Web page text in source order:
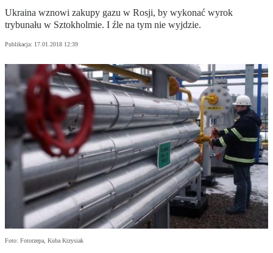
Ukraina wznowi zakupy gazu w Rosji, by wykonać wyrok
trybunału w Sztokholmie. I źle na tym nie wyjdzie.
Publikacja: 17.01.2018 12:39
Foto: Fotorzepa, Kuba Krzysiak